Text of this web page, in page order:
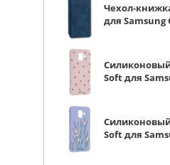
Чехол-
для Samsung
Soft для
Soft для